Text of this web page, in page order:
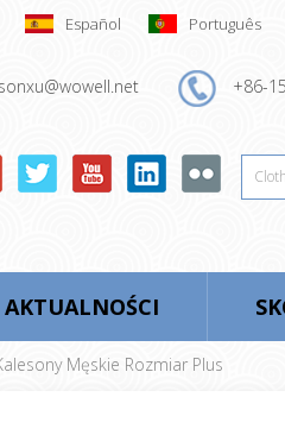
Español Português
+86-
AKTUALNOŚCI
Męskie Rozmiar Plus